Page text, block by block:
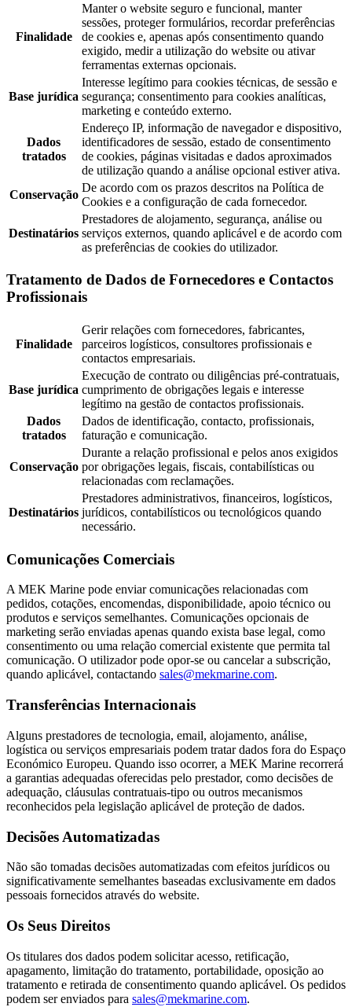
Finalidade
Manter o website seguro e funcional, manter
sessões, proteger formulários, recordar preferências
de cookies e, apenas após consentimento quando
exigido, medir a utilização do website ou ativar
ferramentas externas opcionais.
Base jurídica
Interesse legítimo para cookies técnicas, de sessão e
segurança; consentimento para cookies analíticas,
marketing e conteúdo externo.
Dados
tratados
Endereço IP, informação de navegador e dispositivo,
identificadores de sessão, estado de consentimento
de cookies, páginas visitadas e dados aproximados
de utilização quando a análise opcional estiver ativa.
Conservação
De acordo com os prazos descritos na Política de
Cookies e a configuração de cada fornecedor.
Destinatários
Prestadores de alojamento, segurança, análise ou
serviços externos, quando aplicável e de acordo com
as preferências de cookies do utilizador.
Tratamento de Dados de Fornecedores e Contactos
Profissionais
Finalidade
Gerir relações com fornecedores, fabricantes,
parceiros logísticos, consultores profissionais e
contactos empresariais.
Base jurídica
Execução de contrato ou diligências pré-contratuais,
cumprimento de obrigações legais e interesse
legítimo na gestão de contactos profissionais.
Dados
tratados
Dados de identificação, contacto, profissionais,
faturação e comunicação.
Conservação
Durante a relação profissional e pelos anos exigidos
por obrigações legais, fiscais, contabilísticas ou
relacionadas com reclamações.
Destinatários
Prestadores administrativos, financeiros, logísticos,
jurídicos, contabilísticos ou tecnológicos quando
necessário.
Comunicações Comerciais
A MEK Marine pode enviar comunicações relacionadas com
pedidos, cotações, encomendas, disponibilidade, apoio técnico ou
produtos e serviços semelhantes. Comunicações opcionais de
marketing serão enviadas apenas quando exista base legal, como
consentimento ou uma relação comercial existente que permita tal
comunicação. O utilizador pode opor-se ou cancelar a subscrição,
quando aplicável, contactando sales@mekmarine.com.
Transferências Internacionais
Alguns prestadores de tecnologia, email, alojamento, análise,
logística ou serviços empresariais podem tratar dados fora do Espaço
Económico Europeu. Quando isso ocorrer, a MEK Marine recorrerá
a garantias adequadas oferecidas pelo prestador, como decisões de
adequação, cláusulas contratuais-tipo ou outros mecanismos
reconhecidos pela legislação aplicável de proteção de dados.
Decisões Automatizadas
Não são tomadas decisões automatizadas com efeitos jurídicos ou
significativamente semelhantes baseadas exclusivamente em dados
pessoais fornecidos através do website.
Os Seus Direitos
Os titulares dos dados podem solicitar acesso, retificação,
apagamento, limitação do tratamento, portabilidade, oposição ao
tratamento e retirada de consentimento quando aplicável. Os pedidos
podem ser enviados para sales@mekmarine.com.